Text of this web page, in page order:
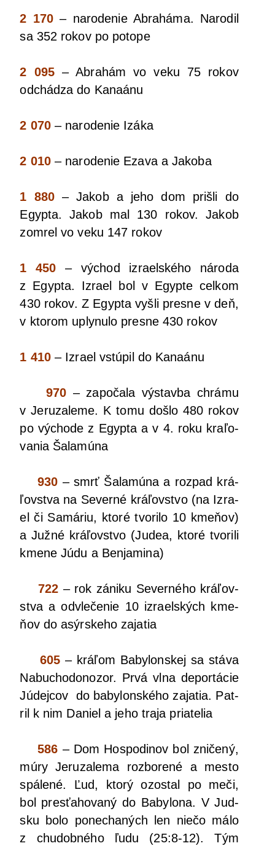
2 170 – naro­de­nie Abra­há­ma. Naro­dil
sa 352 rokov po potope
2 095 – Abra­hám vo veku 75 rokov
odchá­dza do Kanaánu
2 070 – naro­de­nie Izáka
2 010 – naro­de­nie Eza­va a Jakoba
1 880 – Jakob a jeho dom priš­li do
Egyp­ta. Jakob mal 130 rokov. Jakob
zomrel vo veku 147 rokov
1 450 – východ izra­el­ské­ho náro­da
z Egyp­ta. Izra­el bol v Egyp­te cel­kom
430 rokov. Z Egyp­ta vyšli pres­ne v deň,
v kto­rom uply­nu­lo pres­ne 430 rokov
1 410– Izra­el vstú­pil do Kanaánu
970 – zapo­ča­la výstav­ba chrá­mu
v Jeru­za­le­me. K tomu doš­lo 480 rokov
po výcho­de z Egyp­ta a v 4. roku kra­ľo­
va­nia Šalamúna
930 – smrť Šala­mú­na a roz­pad krá­
ľov­stva na Sever­né krá­ľov­stvo (na Izra­
el či Samá­riu, kto­ré tvo­ri­lo 10 kme­ňov)
a Juž­né krá­ľov­stvo (Judea, kto­ré tvo­ri­li
kme­ne Júdu a Benjamina)
722 – rok záni­ku Sever­né­ho krá­ľov­
stva a odvle­če­nie 10 izra­el­ských kme­
ňov do asýr­ske­ho zajatia
605 – krá­ľom Baby­lon­skej sa stá­va
Nabu­cho­do­no­zor. Prvá vlna depor­tá­cie
Júdej­cov do baby­lon­ské­ho zaja­tia. Pat­
ril k nim Daniel a jeho tra­ja priatelia
586 – Dom Hos­po­di­nov bol zni­če­ný,
múry Jeru­za­le­ma roz­bo­re­né a mes­to
spá­le­né. Ľud, kto­rý ozos­tal po meči,
bol pre­sťa­ho­va­ný do Baby­lo­na. V Jud­
sku bolo pone­cha­ných len nie­čo málo
z chu­dob­né­ho ľudu (25:8-12). Tým